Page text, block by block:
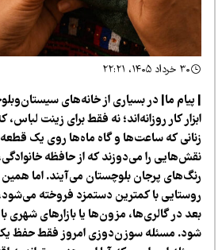
ما| در بسیاری از خانه‌های
کار روزانه‌اند؛ نه فقط برای زینت لباس، که
که ساعت‌ها و گاه ماه‌ها روی یک قطعه
را می‌دوزند که از حافظه خانوادگی،
پرجان بلوچستان می‌آیند. اما همین
با کمترین دستمزد فروخته می‌شود،
در گالری‌ها، مزون‌ها یا بازارهای شهری با
مسئله سوزن‌دوزی امروز فقط حفظ یک